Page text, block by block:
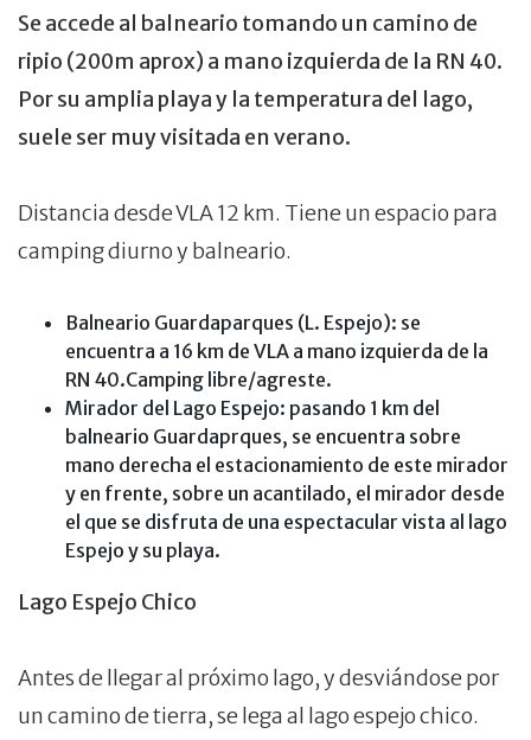
Se accede al balneario tomando un camino de
ripio (200m aprox) a mano izquierda de la RN 40.
Por su amplia playa y la temperatura del lago,
suele ser muy visitada en verano.
Distancia desde VLA 12 km. Tiene un espacio para
camping diurno y balneario.
Balneario Guardaparques (L. Espejo): se
encuentra a 16 km de VLA a mano izquierda de la
RN 40.Camping libre/agreste.
Mirador del Lago Espejo: pasando 1 km del
balneario Guardaprques, se encuentra sobre
mano derecha el estacionamiento de este mirador
y en frente, sobre un acantilado, el mirador desde
el que se disfruta de una espectacular vista al lago
Espejo y su playa.
Lago Espejo Chico
Antes de llegar al próximo lago, y desviándose por
un camino de tierra, se lega al lago espejo chico.